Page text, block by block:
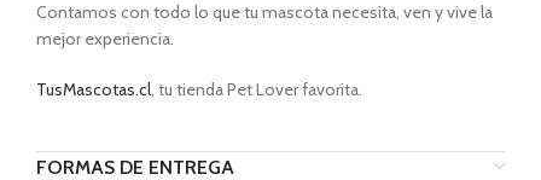
Contamos con todo lo que tu mascota necesita, ven y vive la
mejor experiencia.
TusMascotas.cl, tu tienda Pet Lover favorita.
FORMAS DE ENTREGA